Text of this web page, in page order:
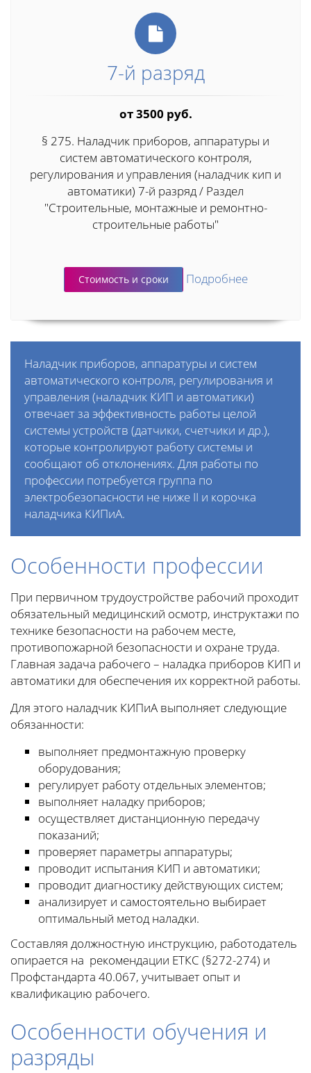
7-й разряд
от 3500 руб.
§ 275. Наладчик приборов, аппаратуры и
систем автоматического контроля,
регулирования и управления (наладчик кип и
автоматики) 7-й разряд / Раздел
"Строительные, монтажные и ремонтно-
строительные работы"
Стоимость и сроки Подробнее
Наладчик приборов, аппаратуры и систем
автоматического контроля, регулирования и
управления (наладчик КИП и автоматики)
отвечает за эффективность работы целой
системы устройств (датчики, счетчики и др.),
которые контролируют работу системы и
сообщают об отклонениях. Для работы по
профессии потребуется группа по
электробезопасности не ниже II и корочка
наладчика КИПиА.
Особенности профессии
При первичном трудоустройстве рабочий проходит
обязательный медицинский осмотр, инструктажи по
технике безопасности на рабочем месте,
противопожарной безопасности и охране труда.
Главная задача рабочего – наладка приборов КИП и
автоматики для обеспечения их корректной работы.
Для этого наладчик КИПиА выполняет следующие
обязанности:
выполняет предмонтажную проверку
оборудования;
регулирует работу отдельных элементов;
выполняет наладку приборов;
осуществляет дистанционную передачу
показаний;
проверяет параметры аппаратуры;
проводит испытания КИП и автоматики;
проводит диагностику действующих систем;
анализирует и самостоятельно выбирает
оптимальный метод наладки.
Составляя должностную инструкцию, работодатель
опирается на рекомендации ЕТКС (§272-274) и
Профстандарта 40.067, учитывает опыт и
квалификацию рабочего.
Особенности обучения и
разряды